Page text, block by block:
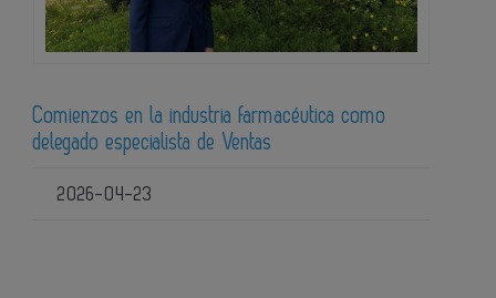
Comienzos en la industria farmacéutica como
delegado especialista de Ventas
2026-04-23